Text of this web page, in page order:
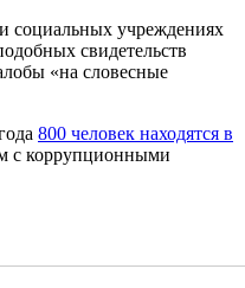
социальных учреждениях
свидетельств
«на словесные
800 человек находятся в
с коррупционными